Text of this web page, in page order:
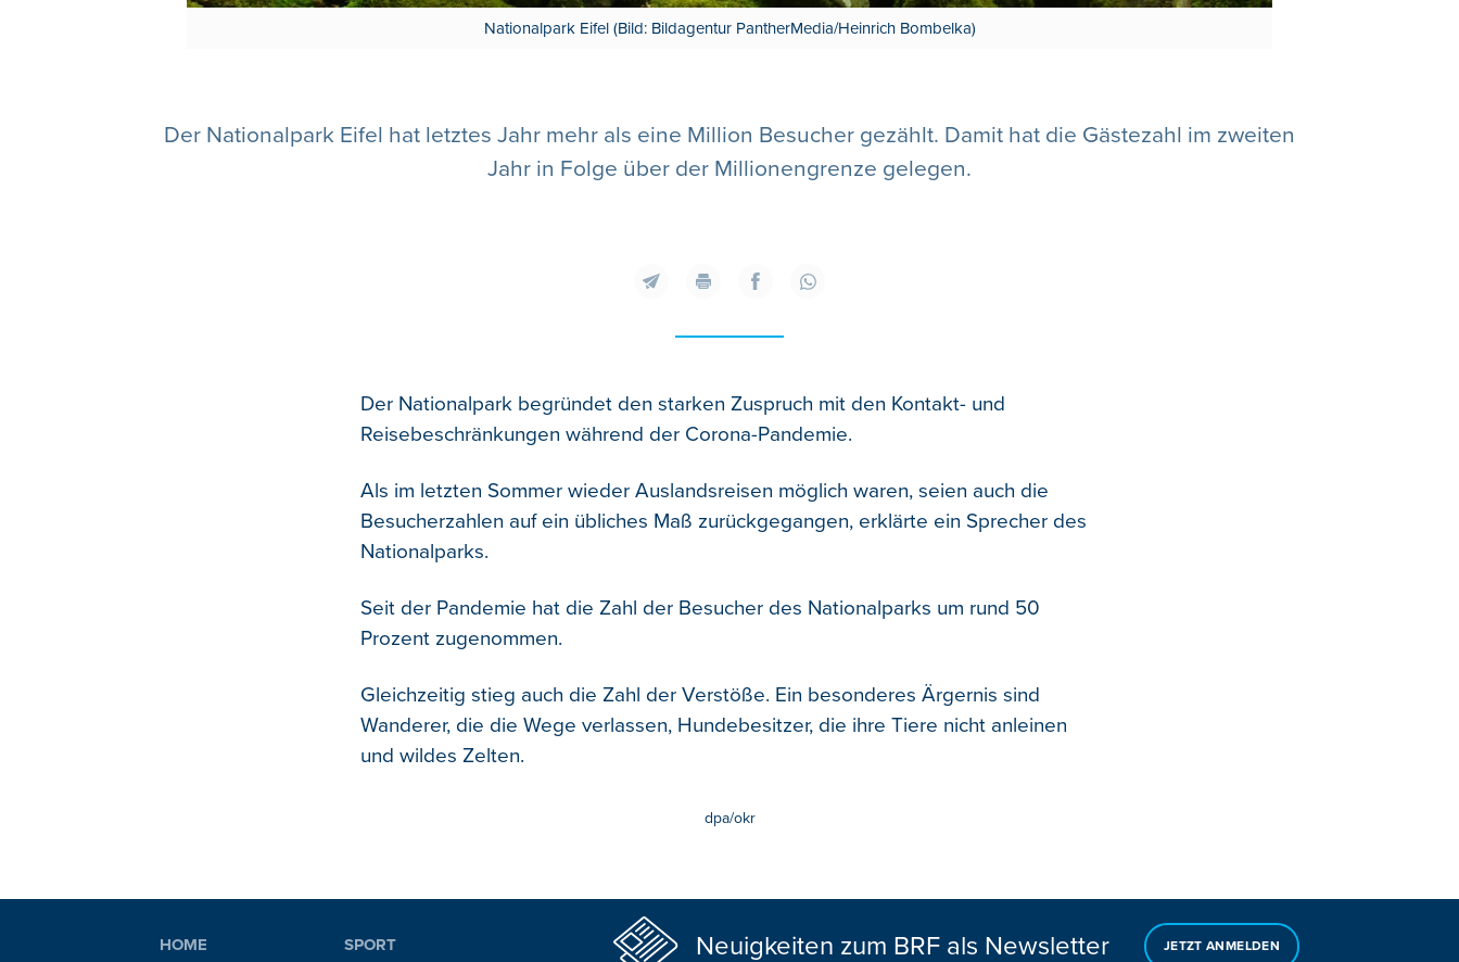
Nationalpark Eifel (Bild: Bildagentur PantherMedia/Heinrich Bombelka)
Der Nationalpark Eifel hat letztes Jahr mehr als eine Million Besucher gezählt. Damit hat die Gästezahl im zweiten
Jahr in Folge über der Millionengrenze gelegen.
Der Nationalpark begründet den starken Zuspruch mit den Kontakt- und
Reisebeschränkungen während der Corona-Pandemie.
Als im letzten Sommer wieder Auslandsreisen möglich waren, seien auch die
Besucherzahlen auf ein übliches Maß zurückgegangen, erklärte ein Sprecher des
Nationalparks.
Seit der Pandemie hat die Zahl der Besucher des Nationalparks um rund 50
Prozent zugenommen.
Gleichzeitig stieg auch die Zahl der Verstöße. Ein besonderes Ärgernis sind
Wanderer, die die Wege verlassen, Hundebesitzer, die ihre Tiere nicht anleinen
und wildes Zelten.
dpa/okr
HOME
SPORT
Neuigkeiten zum BRF als Newsletter JETZT ANMELDEN